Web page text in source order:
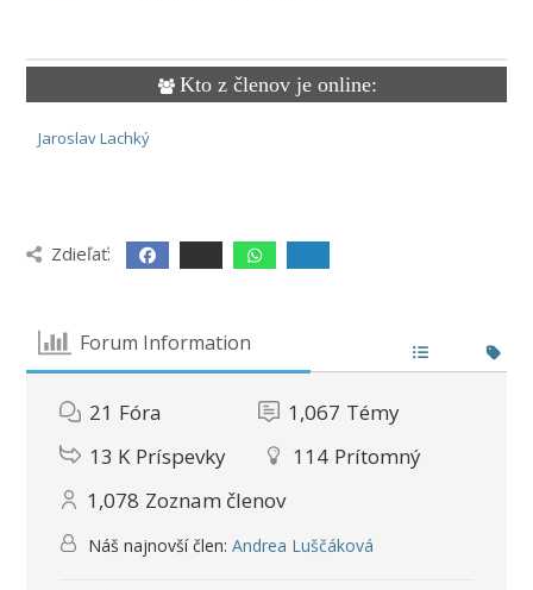
Kto z členov je online:
Jaroslav Lachký
Zdieľať:
Forum Information
21 Fóra 1,067 Témy
13 K Príspevky 114 Prítomný
1,078 Zoznam členov
Náš najnovší člen:Andrea Luščáková